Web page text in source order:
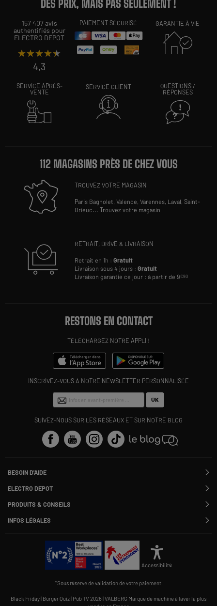
DES PRIX, MAIS PAS SEULEMENT !
157 407 avis
authentifiés pour
ELECTRO DEPOT
★★★★★
★★★★★
4,3
PAIEMENT SÉCURISÉ GARANTIE À VIE
SERVICE APRÈS-
VENTE
SERVICE CLIENT
QUESTIONS /
RÉPONSES
112 MAGASINS PRÈS DE CHEZ VOUS
TROUVEZ VOTRE MAGASIN
Paris Bagnolet,Valence,Varennes, Laval,Saint-
Brieuc...Trouvez votre magasin
RETRAIT, DRIVE & LIVRAISON
Retrait en 1h :Gratuit
Livraison sous 4 jours :Gratuit
Livraison garantie ce jour : à partir de 9€90
RESTONS EN CONTACT
TÉLÉCHARGEZ NOTRE APPLI !
INSCRIVEZ-VOUS À NOTRE NEWSLETTER PERSONNALISÉE
OK
SUIVEZ-NOUS SUR LES RÉSEAUX ET SUR NOTRE BLOG
BESOIN D'AIDE
Suivre ma commande
Modifier ou annuler ma commande
SAV
Payer en plusieurs fois
ELECTRO DEPOT
Rejoignez-nous !
Alliance Valiuz
PRODUITS & CONSEILS
Nos marques
Les avis du site
Le moins cher
Offres de remboursement
Conseils produits
Cartes cadeaux
INFOS LÉGALES
Politique cookies
Gérer les cookies
Charte de protection
Accessibilité : non conforme
Accessibilité
*Sous réserve de validation de votre paiement.
Black Friday| Burger Quiz| Pub TV 2026|VALBERG Marque de machine à laver la plus